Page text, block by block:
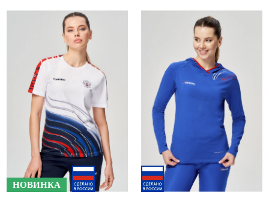
Челябинская область (2)
Ямало-Ненецкий автономный округ (1)
Ярославская область (1)
НОВИНКА